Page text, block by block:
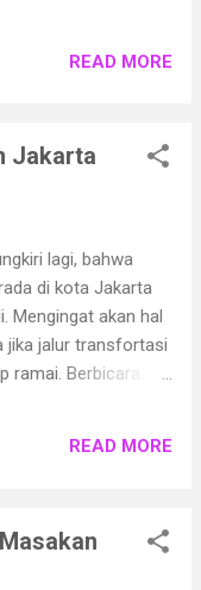
READ MORE
Jakarta
lagi, bahwa
di kota Jakarta
Mengingat akan hal
jika jalur transfortasi
ramai. Berbicara
hotel terbaik
ini.
READ MORE